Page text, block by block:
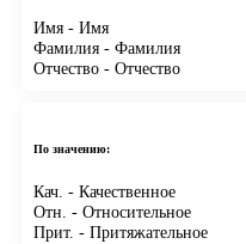
Имя - Имя
Фамилия - Фамилия
Отчество - Отчество
По значению:
Кач. - Качественное
Отн. - Относительное
Прит. - Притяжательное